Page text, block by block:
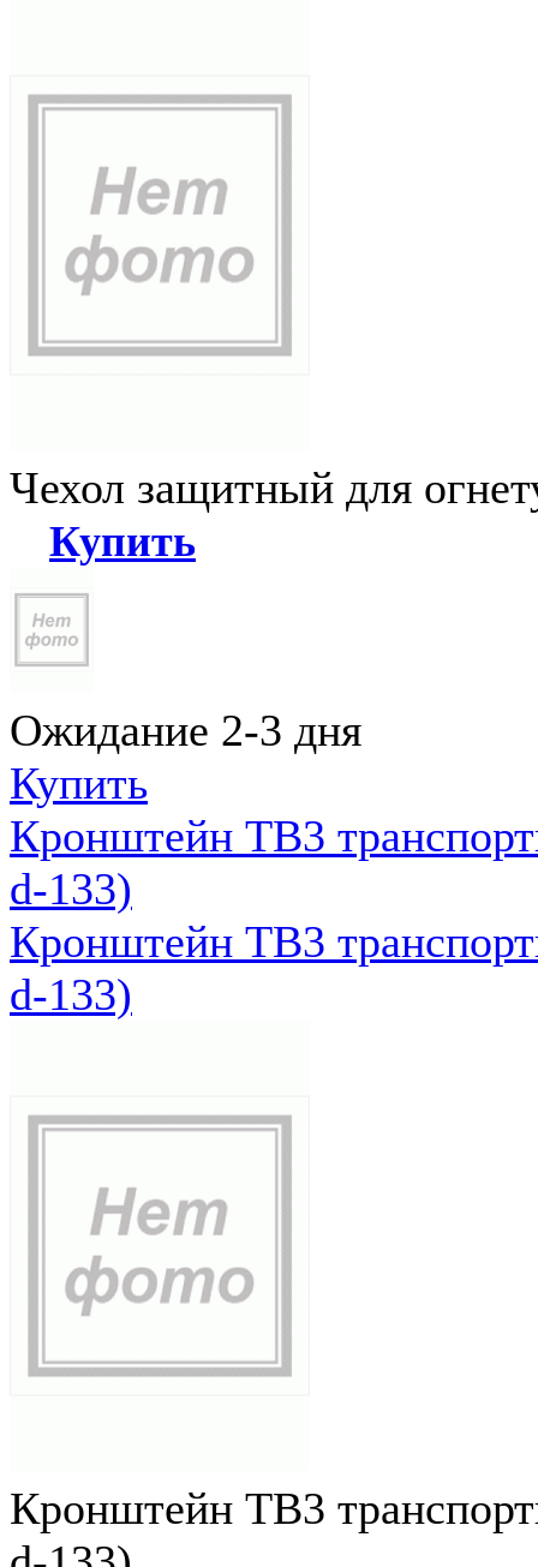
Чехол защитный для
Купить
Ожидание 2-3 дня
Купить
Кронштейн ТВ3
d-133)
Кронштейн ТВ3
d-133)
Кронштейн ТВ3